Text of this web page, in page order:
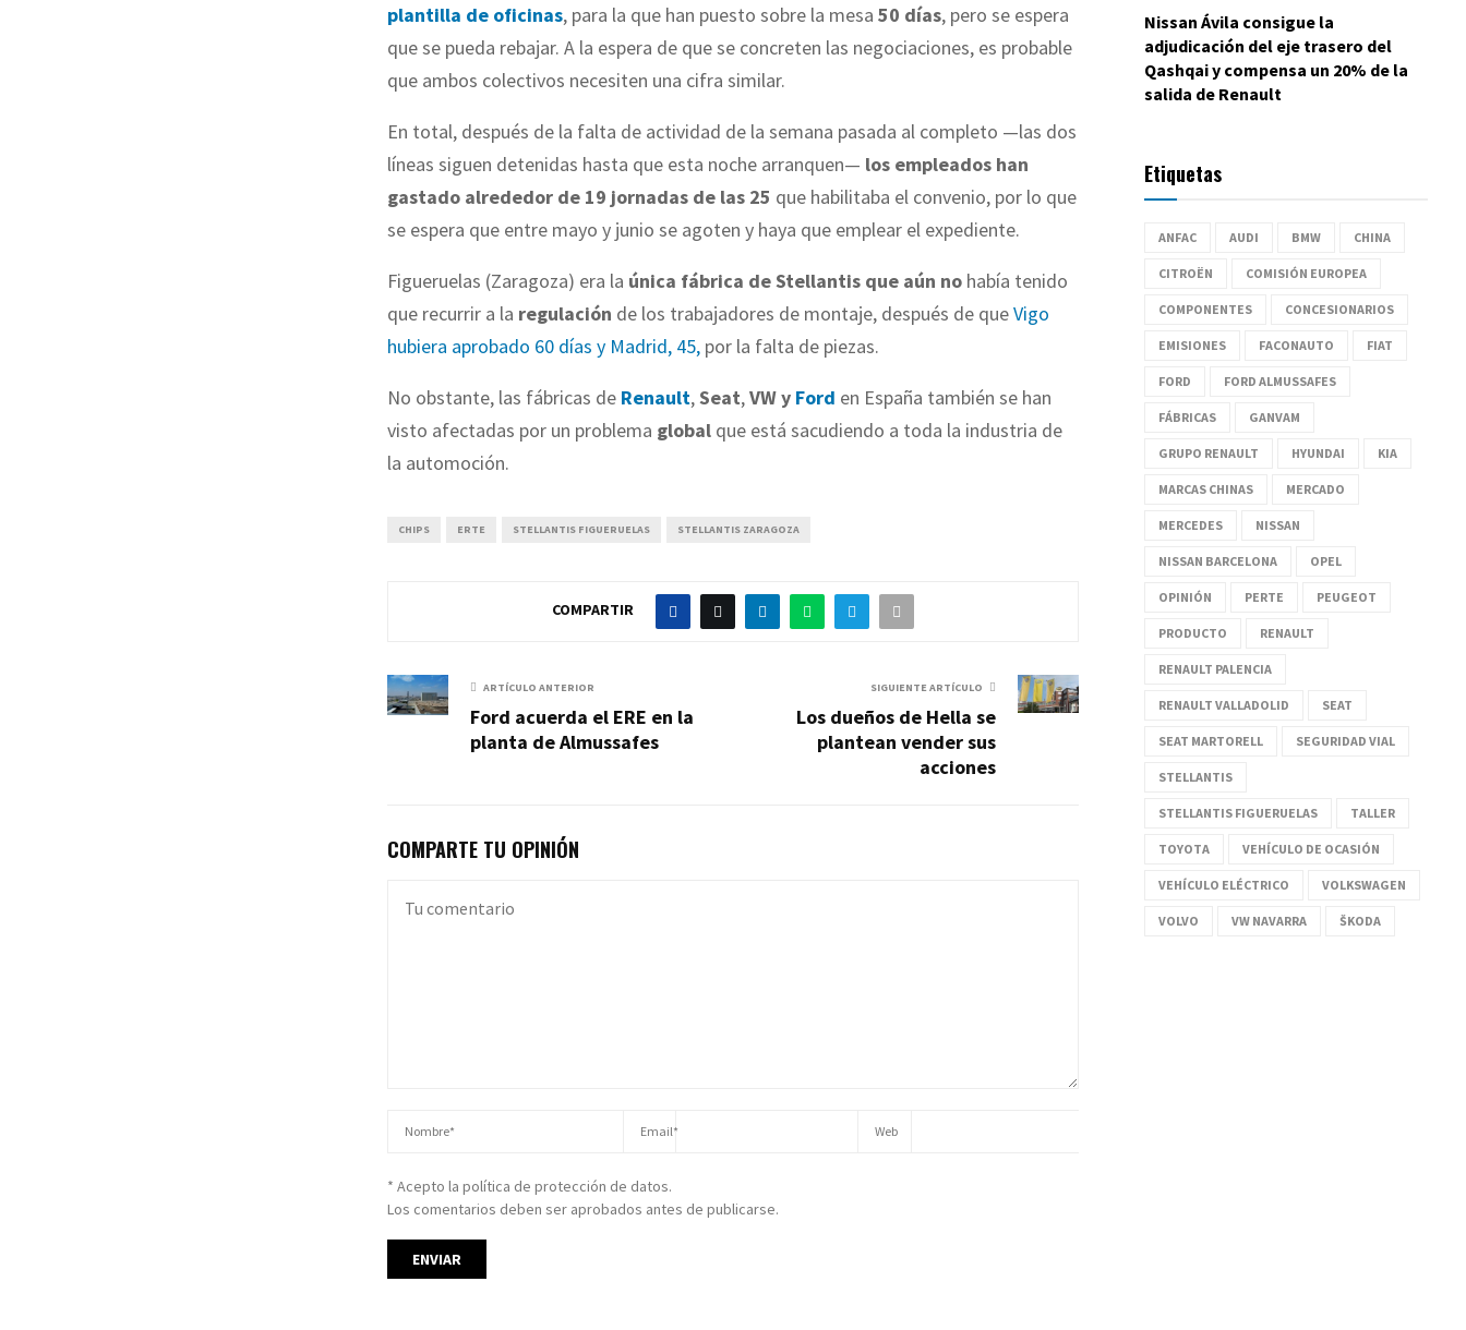
plantilla de oficinas, para la que han puesto sobre la mesa 50 días, pero se espera
que se pueda rebajar. A la espera de que se concreten las negociaciones, es probable
que ambos colectivos necesiten una cifra similar.
En total, después de la falta de actividad de la semana pasada al completo —las dos
líneas siguen detenidas hasta que esta noche arranquen— los empleados han
gastado alrededor de 19 jornadas de las 25 que habilitaba el convenio, por lo que
se espera que entre mayo y junio se agoten y haya que emplear el expediente.
Figueruelas (Zaragoza) era la única fábrica de Stellantis que aún no había tenido
que recurrir a la regulación de los trabajadores de montaje, después de queVigo
hubiera aprobado 60 días y Madrid, 45, por la falta de piezas.
No obstante, las fábricas de Renault,Seat,VW y Ford en España también se han
visto afectadas por un problema global que está sacudiendo a toda la industria de
la automoción.
CHIPS ERTE STELLANTIS FIGUERUELAS STELLANTIS ZARAGOZA
COMPARTIR
ARTÍCULO ANTERIOR
Ford acuerda el ERE en la
planta de Almussafes
SIGUIENTE ARTÍCULO
Los dueños de Hella se
plantean vender sus
acciones
COMPARTE TU OPINIÓN
* Acepto la política de protección de datos.
Los comentarios deben ser aprobados antes de publicarse.
Nissan Ávila consigue la
adjudicación del eje trasero del
Qashqai y compensa un 20% de la
salida de Renault
Etiquetas
ANFAC AUDI BMW CHINA
CITROËN COMISIÓN EUROPEA
COMPONENTES CONCESIONARIOS
EMISIONES FACONAUTO FIAT
FORD FORD ALMUSSAFES
FÁBRICAS GANVAM
GRUPO RENAULT HYUNDAI KIA
MARCAS CHINAS MERCADO
MERCEDES NISSAN
NISSAN BARCELONA OPEL
OPINIÓN PERTE PEUGEOT
PRODUCTO RENAULT
RENAULT PALENCIA
RENAULT VALLADOLID SEAT
SEAT MARTORELL SEGURIDAD VIAL
STELLANTIS
STELLANTIS FIGUERUELAS TALLER
TOYOTA VEHÍCULO DE OCASIÓN
VEHÍCULO ELÉCTRICO VOLKSWAGEN
VOLVO VW NAVARRA ŠKODA